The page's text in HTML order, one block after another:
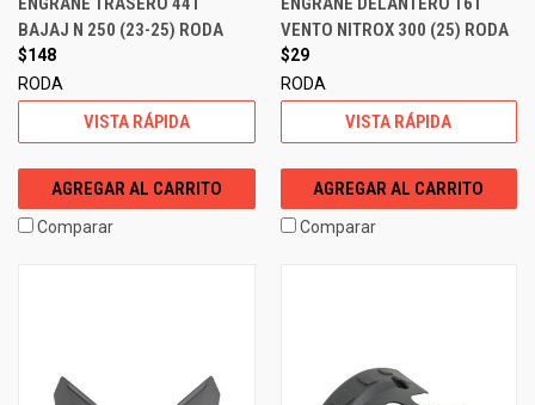
BAJAJ N 250 (23-25) RODA
$148
RODA
VISTA RÁPIDA
AGREGAR AL CARRITO
Comparar
VENTO NITROX 300 (25) RODA
$29
RODA
VISTA RÁPIDA
AGREGAR AL CARRITO
Comparar